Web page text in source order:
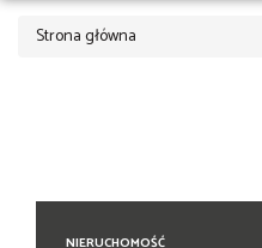
Strona główna
NIERUCHOMOŚĆ